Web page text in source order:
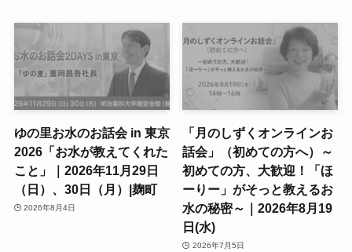
ゆの里お水のお話会 in 東京
2026「お水が教えてくれた
こと」｜2026年11月29日
（日）、30日（月）|麹町
2026年8月4日
「月のしずくオンラインお
話会」（初めての方へ）～
初めての方、大歓迎！「ほ
ーりー」がそっと教えるお
水の秘密～｜2026年8月19
日(水)
2026年7月5日